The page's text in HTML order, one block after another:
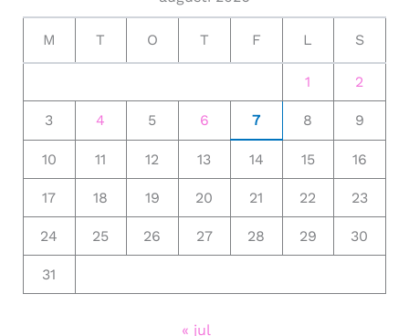
M T O T F L S
1 2
3 4 5 6 7 8 9
10 11 12 13 14 15 16
17 18 19 20 21 22 23
24 25 26 27 28 29 30
31
« jul